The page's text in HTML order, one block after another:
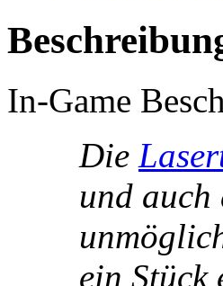
In-Game
Die
und auch
ein Stück